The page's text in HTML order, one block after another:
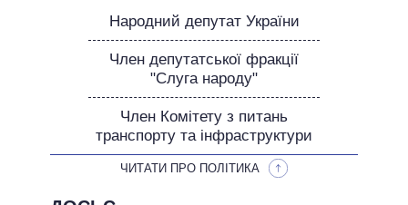
Народний депутат України
Член депутатської фракції
"Слуга народу"
Член Комітету з питань
транспорту та інфраструктури
ЧИТАТИ ПРО ПОЛІТИКА